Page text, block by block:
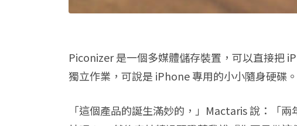
Piconizer 是一個多媒體儲存裝置，可以直接把
獨立作業，可說是 iPhone 專用的小小隨身硬碟。
「這個產品的誕生滿妙的，」Mactaris 說：「